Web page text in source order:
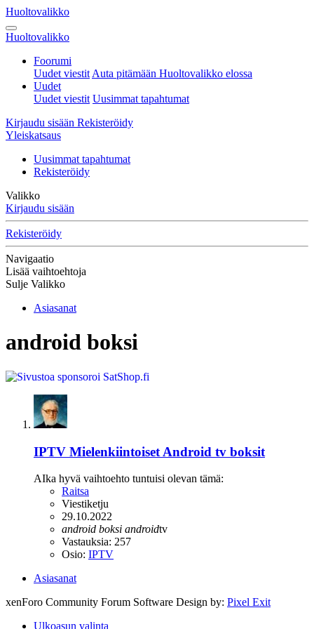
Huoltovalikko
Huoltovalikko
Foorumi
Uudet viestit Auta pitämään Huoltovalikko elossa
Uudet
Uudet viestit Uusimmat tapahtumat
Kirjaudu sisään Rekisteröidy
Yleiskatsaus
Uusimmat tapahtumat
Rekisteröidy
Valikko
Kirjaudu sisään
Rekisteröidy
Navigaatio
Lisää vaihtoehtoja
Sulje Valikko
Asiasanat
android boksi
IPTV Mielenkiintoiset Android tv boksit
AIka hyvä vaihtoehto tuntuisi olevan tämä:
Raitsa
Viestiketju
29.10.2022
android boksi androidtv
Vastauksia: 257
Osio: IPTV
Asiasanat
xenForo Community Forum Software Design by: Pixel Exit
Ulkoasun valinta